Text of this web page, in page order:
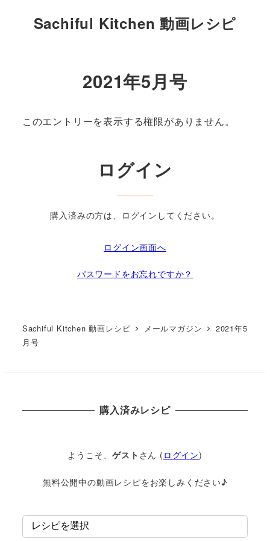
Sachiful Kitchen 動画レシピ
2021年5月号
このエントリーを表示する権限がありません。
ログイン
購入済みの方は、ログインしてください。
ログイン画面へ
パスワードをお忘れですか？
Sachiful Kitchen 動画レシピ メールマガジン
2021年5
月号
購入済みレシピ
ようこそ、ゲスト さん ( ログイン)
無料公開中の動画レシピをお楽しみください♪